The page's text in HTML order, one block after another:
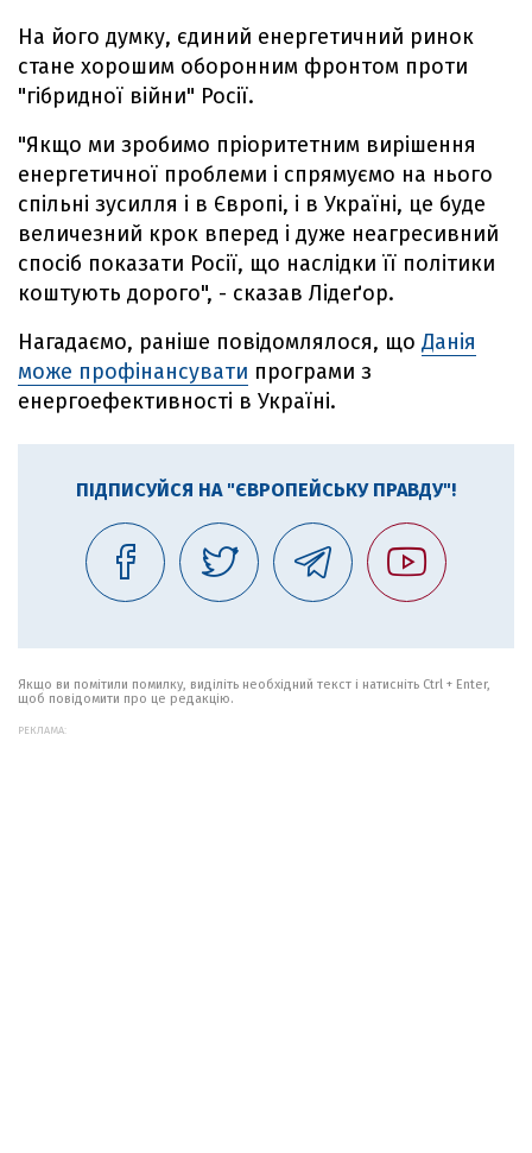
На його думку, єдиний енергетичний ринок
стане хорошим оборонним фронтом проти
"гібридної війни" Росії.
"Якщо ми зробимо пріоритетним вирішення
енергетичної проблеми і спрямуємо на нього
спільні зусилля і в Європі, і в Україні, це буде
величезний крок вперед і дуже неагресивний
спосіб показати Росії, що наслідки її політики
коштують дорого", - сказав Лідеґор.
Нагадаємо, раніше повідомлялося, що Данія
може профінансувати програми з
енергоефективності в Україні.
ПІДПИСУЙСЯ НА "ЄВРОПЕЙСЬКУ ПРАВДУ"!
Якщо ви помітили помилку, виділіть необхідний текст і натисніть Ctrl + Enter,
щоб повідомити про це редакцію.
РЕКЛАМА: